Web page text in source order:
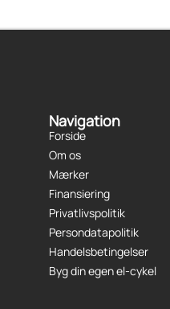
Navigation
Forside
Om os
Mærker
Finansiering
Privatlivspolitik
Persondatapolitik
Handelsbetingelser
Byg din egen el-cykel